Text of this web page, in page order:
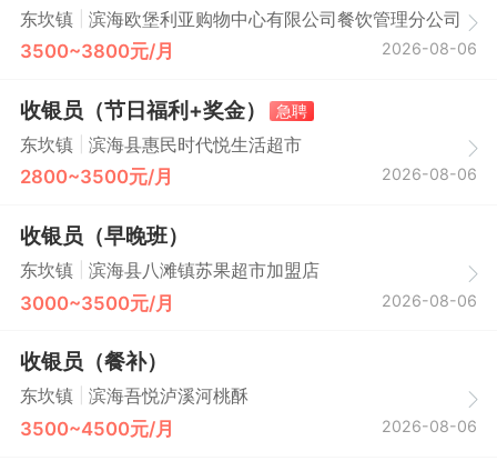
东坎镇
滨海欧堡利亚购物中心有限公司餐饮管理分公司
3500~3800元/月 2026-08-06
收银员（节日福利+奖金）
急聘
东坎镇
滨海县惠民时代悦生活超市
2800~3500元/月 2026-08-06
收银员（早晚班）
东坎镇 滨海县八滩镇苏果超市加盟店
3000~3500元/月 2026-08-06
收银员（餐补）
东坎镇 滨海吾悦泸溪河桃酥
3500~4500元/月 2026-08-06